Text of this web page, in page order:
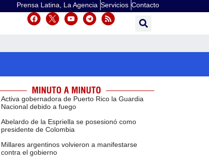
Prensa Latina, La Agencia Servicios Contacto
MINUTO A MINUTO
Activa gobernadora de Puerto Rico la Guardia
Nacional debido a fuego
Abelardo de la Espriella se posesionó como
presidente de Colombia
Millares argentinos volvieron a manifestarse
contra el gobierno